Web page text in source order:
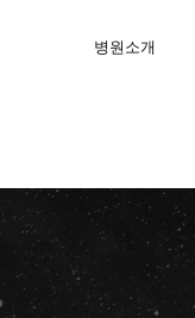
병원소개